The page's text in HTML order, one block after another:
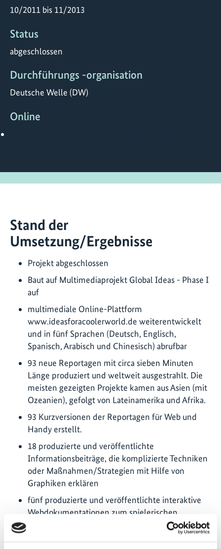
10/2011 bis 11/2013
Status
abgeschlossen
Durchführungs -organisation
Deutsche Welle (DW)
Online
Stand der
Umsetzung/Ergebnisse
Projekt abgeschlossen
Baut auf Multimediaprojekt Global Ideas - Phase I
auf
multimediale Online-Plattform
www.ideasforacoolerworld.de weiterentwickelt
und in fünf Sprachen (Deutsch, Englisch,
Spanisch, Arabisch und Chinesisch) abrufbar
93 neue Reportagen mit circa sieben Minuten
Länge produziert und weltweit ausgestrahlt. Die
meisten gezeigten Projekte kamen aus Asien (mit
Ozeanien), gefolgt von Lateinamerika und Afrika.
93 Kurzversionen der Reportagen für Web und
Handy erstellt.
18 produzierte und veröffentlichte
Informationsbeiträge, die komplizierte Techniken
oder Maßnahmen/Strategien mit Hilfe von
Graphiken erklären
fünf produzierte und veröffentlichte interaktive
Webdokumentationen zum spielerischen
Erlernen von eigenen Möglichkeiten zum